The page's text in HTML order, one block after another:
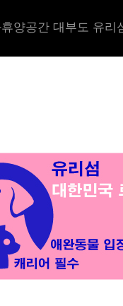
양공간 대부도 유리